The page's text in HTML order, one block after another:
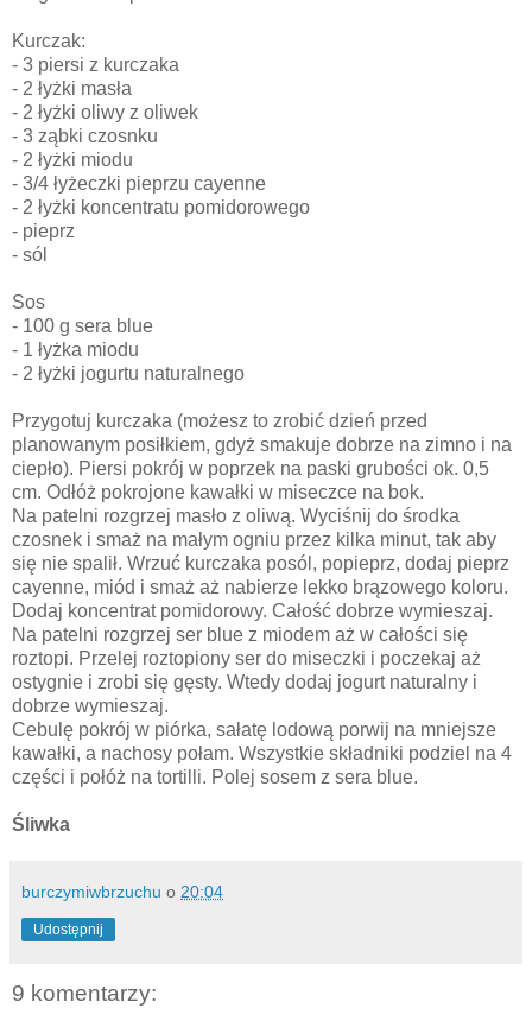
Kurczak:
- 3 piersi z kurczaka
- 2 łyżki masła
- 2 łyżki oliwy z oliwek
- 3 ząbki czosnku
- 2 łyżki miodu
- 3/4 łyżeczki pieprzu cayenne
- 2 łyżki koncentratu pomidorowego
- pieprz
- sól
Sos
- 100 g sera blue
- 1 łyżka miodu
- 2 łyżki jogurtu naturalnego
Przygotuj kurczaka (możesz to zrobić dzień przed
planowanym posiłkiem, gdyż smakuje dobrze na zimno i na
ciepło). Piersi pokrój w poprzek na paski grubości ok. 0,5
cm. Odłóż pokrojone kawałki w miseczce na bok.
Na patelni rozgrzej masło z oliwą. Wyciśnij do środka
czosnek i smaż na małym ogniu przez kilka minut, tak aby
się nie spalił. Wrzuć kurczaka posól, popieprz, dodaj pieprz
cayenne, miód i smaż aż nabierze lekko brązowego koloru.
Dodaj koncentrat pomidorowy. Całość dobrze wymieszaj.
Na patelni rozgrzej ser blue z miodem aż w całości się
roztopi. Przelej roztopiony ser do miseczki i poczekaj aż
ostygnie i zrobi się gęsty. Wtedy dodaj jogurt naturalny i
dobrze wymieszaj.
Cebulę pokrój w piórka, sałatę lodową porwij na mniejsze
kawałki, a nachosy połam. Wszystkie składniki podziel na 4
części i połóż na tortilli. Polej sosem z sera blue.
Śliwka
burczymiwbrzuchu o 20:04
Udostępnij
9 komentarzy: